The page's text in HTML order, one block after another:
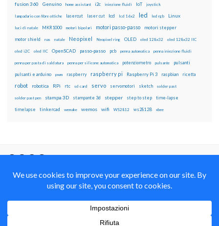
fusion 360 Genuino home assistant i2c iniezione fluidi IoT joystick
lampadario con fibre ottiche lasercut laser cut lcd lcd 16x2 led led rgb Linux
luci di natale MKR1000 motori bipolari motori passo-passo motori stepper
motor shield nas natale Neopixel Neopixel ring OLED oled 128x32 oled 128x32 IIC
oled i2C oled IIC OpenSCAD passo-passo pcb penna automatica penna iniezione fluidi
penna per pasta di saldatura penna per silicone automatica potenziometro pulsante pulsanti
pulsanti e arduino pwm raspberry raspberry pi Raspberry Pi 3 raspbian ricetta
robot robotica RPi rtc sd card servo servomotori sketch solder past
solder past pen stampa 3D stampante 3d stepper step to step time-lapse
timelapse tinkercad wemake wemos wifi WS2812 ws2812B xbee
Alike 4.0 International